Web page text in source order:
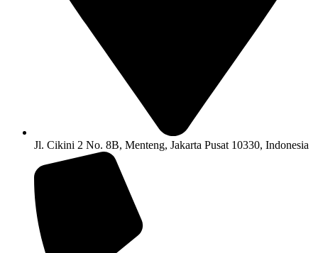
Jl. Cikini 2 No. 8B, Menteng, Jakarta Pusat 10330, Indonesia